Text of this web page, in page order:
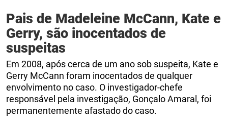
Pais de Madeleine McCann, Kate e
Gerry, são inocentados de
suspeitas
Em 2008, após cerca de um ano sob suspeita, Kate e
Gerry McCann foram inocentados de qualquer
envolvimento no caso. O investigador-chefe
responsável pela investigação, Gonçalo Amaral, foi
permanentemente afastado do caso.